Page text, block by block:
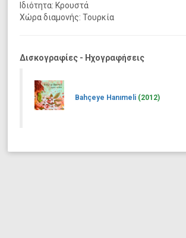
Ιδιότητα: Κρουστά
Χώρα διαμονής: Τουρκία
Δισκογραφίες - Ηχογραφήσεις
Bahçeye Hanımeli (2012)